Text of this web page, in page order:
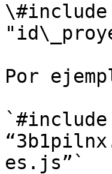
\#include
Por
`#include
es.js”`